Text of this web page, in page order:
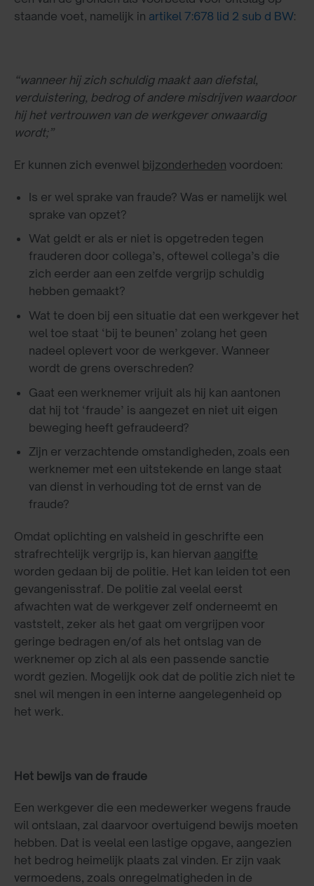
staande voet, namelijk in artikel 7:678 lid 2 sub d BW:
“wanneer hij zich schuldig maakt aan diefstal,
verduistering, bedrog of andere misdrijven waardoor
hij het vertrouwen van de werkgever onwaardig
wordt;”
Er kunnen zich evenwel bijzonderheden voordoen:
Is er wel sprake van fraude? Was er namelijk wel
sprake van opzet?
Wat geldt er als er niet is opgetreden tegen
frauderen door collega’s, oftewel collega’s die
zich eerder aan een zelfde vergrijp schuldig
hebben gemaakt?
Wat te doen bij een situatie dat een werkgever het
wel toe staat ‘bij te beunen’ zolang het geen
nadeel oplevert voor de werkgever. Wanneer
wordt de grens overschreden?
Gaat een werknemer vrijuit als hij kan aantonen
dat hij tot ‘fraude’ is aangezet en niet uit eigen
beweging heeft gefraudeerd?
Zijn er verzachtende omstandigheden, zoals een
werknemer met een uitstekende en lange staat
van dienst in verhouding tot de ernst van de
fraude?
Omdat oplichting en valsheid in geschrifte een
strafrechtelijk vergrijp is, kan hiervan aangifte
worden gedaan bij de politie. Het kan leiden tot een
gevangenisstraf. De politie zal veelal eerst
afwachten wat de werkgever zelf onderneemt en
vaststelt, zeker als het gaat om vergrijpen voor
geringe bedragen en/of als het ontslag van de
werknemer op zich al als een passende sanctie
wordt gezien. Mogelijk ook dat de politie zich niet te
snel wil mengen in een interne aangelegenheid op
het werk.
Het bewijs van de fraude
Een werkgever die een medewerker wegens fraude
wil ontslaan, zal daarvoor overtuigend bewijs moeten
hebben. Dat is veelal een lastige opgave, aangezien
het bedrog heimelijk plaats zal vinden. Er zijn vaak
vermoedens, zoals onregelmatigheden in de